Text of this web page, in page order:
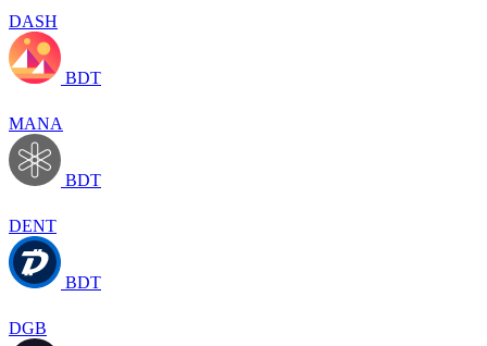
DASH
BDT
MANA
BDT
DENT
BDT
DGB